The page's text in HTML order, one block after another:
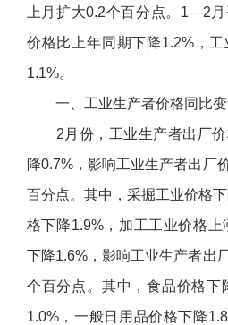
上月扩大0.2个百分点。 1—2
价格比上年同期下降1.2%，工
1.1%。
一、工业生产者价格同比
2 月份，工业生产者出厂
降0.7%，影响工业生产者出厂
百分点。其中，采掘工业价格
格下降1.9%，加工工业价格上
下降1.6% ，影响工业生产者出
个百分点。其中，食品价格下
1.0%，一般日用品价格下降